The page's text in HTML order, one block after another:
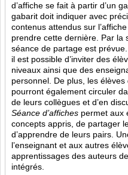
d’affiche se fait à partir d’un
gabarit doit indiquer avec
contenus attendus sur
prendre cette dernière. Par la
séance de partage est
il est possible d’inviter des
niveaux ainsi que des
personnel. De plus, les
pourront également circuler
de leurs collègues et d’en
Séance d’affiches permet aux
concepts appris, de partager
d’apprendre de leurs pairs.
l’enseignant et aux autres
apprentissages des auteurs
intégrés.